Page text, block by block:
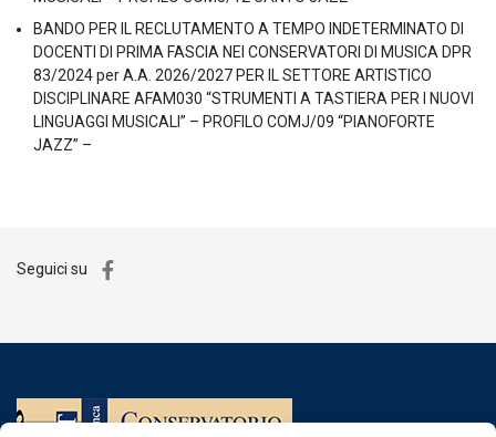
BANDO PER IL RECLUTAMENTO A TEMPO INDETERMINATO DI
DOCENTI DI PRIMA FASCIA NEI CONSERVATORI DI MUSICA DPR
83/2024 per A.A. 2026/2027 PER IL SETTORE ARTISTICO
DISCIPLINARE AFAM030 “STRUMENTI A TASTIERA PER I NUOVI
LINGUAGGI MUSICALI” – PROFILO COMJ/09 “PIANOFORTE
JAZZ” –
Seguici su